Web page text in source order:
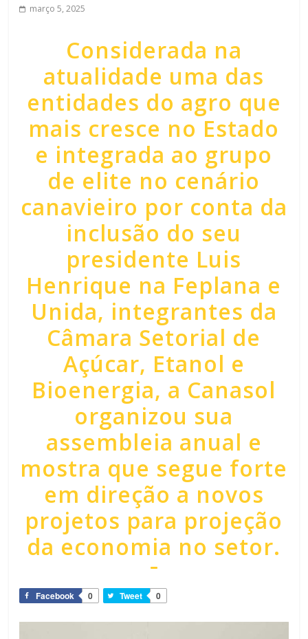
março 5, 2025
Considerada na
atualidade uma das
entidades do agro que
mais cresce no Estado
e integrada ao grupo
de elite no cenário
canavieiro por conta da
inclusão do seu
presidente Luis
Henrique na Feplana e
Unida, integrantes da
Câmara Setorial de
Açúcar, Etanol e
Bioenergia, a Canasol
organizou sua
assembleia anual e
mostra que segue forte
em direção a novos
projetos para projeção
da economia no setor.
Facebook 0 Tweet 0